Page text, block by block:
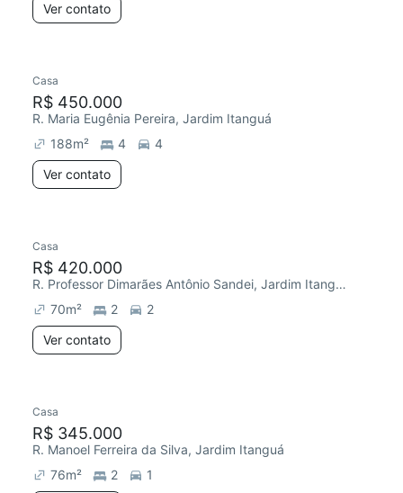
Ver contato
Casa
R$ 450.000
R. Maria Eugênia Pereira, Jardim Itanguá
188m² 4
4
Ver contato
Casa
R$ 420.000
R. Professor Dimarães Antônio Sandei, Jardim Itanguá
70m² 2
2
Ver contato
Casa
R$ 345.000
R. Manoel Ferreira da Silva, Jardim Itanguá
76m² 2 1